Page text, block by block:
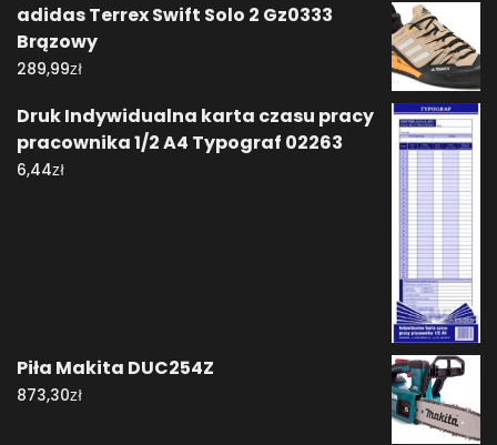
adidas Terrex Swift Solo 2 Gz0333
Brązowy
289,99zł
Druk Indywidualna karta czasu pracy
pracownika 1/2 A4 Typograf 02263
6,44zł
Piła Makita DUC254Z
873,30zł